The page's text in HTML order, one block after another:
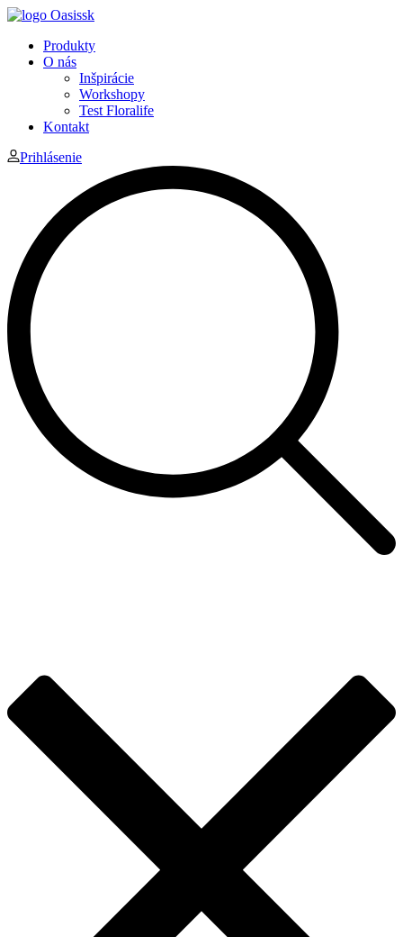
Produkty
O nás
Inšpirácie
Workshopy
Test Floralife
Kontakt
Prihlásenie